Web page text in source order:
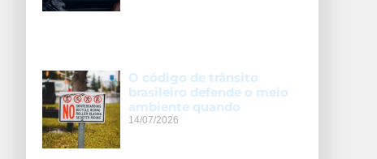
O código de trânsito
brasileiro defende o meio
ambiente quando
14/07/2026